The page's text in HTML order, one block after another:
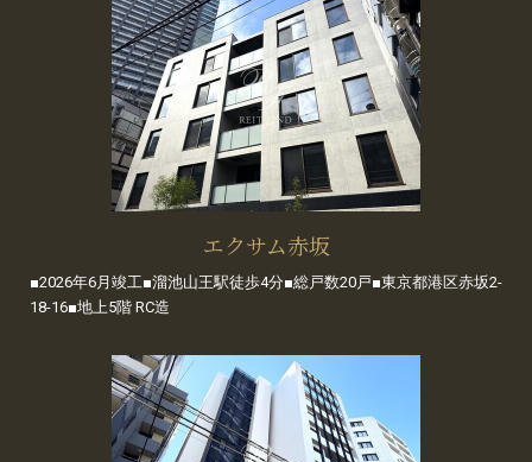
エクサム赤坂
■2026年6月竣工■溜池山王駅徒歩4分■総戸数20戸■東京都港区赤坂2-
18-16■地上5階 RC造